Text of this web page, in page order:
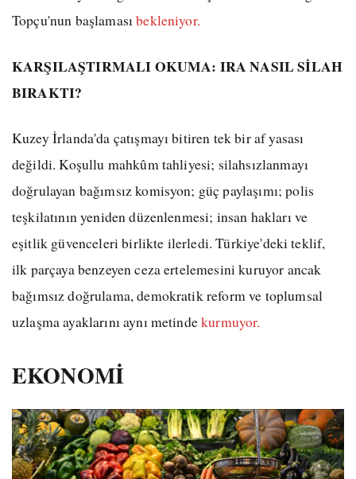
Topçu'nun başlamasıbekleniyor.
KARŞILAŞTIRMALI OKUMA: IRA NASIL SİLAH
BIRAKTI?
Kuzey İrlanda'da çatışmayı bitiren tek bir af yasası
değildi. Koşullu mahkûm tahliyesi; silahsızlanmayı
doğrulayan bağımsız komisyon; güç paylaşımı; polis
teşkilatının yeniden düzenlenmesi; insan hakları ve
eşitlik güvenceleri birlikte ilerledi. Türkiye'deki teklif,
ilk parçaya benzeyen ceza ertelemesini kuruyor ancak
bağımsız doğrulama, demokratik reform ve toplumsal
uzlaşma ayaklarını aynı metindekurmuyor.
EKONOMİ